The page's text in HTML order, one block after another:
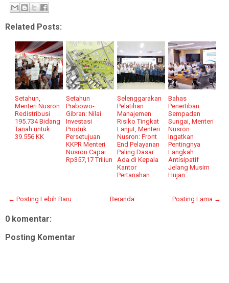
Related Posts:
Setahun,
Menteri Nusron
Redistribusi
195.734 Bidang
Tanah untuk
39.556 KK
Setahun
Prabowo-
Gibran: Nilai
Investasi
Produk
Persetujuan
KKPR Menteri
Nusron Capai
Rp357,17 Triliun
Selenggarakan
Pelatihan
Manajemen
Risiko Tingkat
Lanjut, Menteri
Nusron: Front
End Pelayanan
Paling Dasar
Ada di Kepala
Kantor
Pertanahan
Bahas
Penertiban
Sempadan
Sungai, Menteri
Nusron
Ingatkan
Pentingnya
Langkah
Antisipatif
Jelang Musim
Hujan
← Posting Lebih Baru Posting Lama →
Beranda
0 komentar:
Posting Komentar